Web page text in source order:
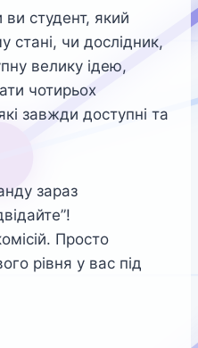
студент, який
стані, чи дослідник,
велику ідею,
чотирьох
завжди доступні та
зараз
Просто
рівня у вас під